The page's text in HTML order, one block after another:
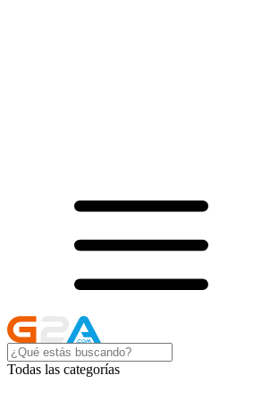
Todas las categorías